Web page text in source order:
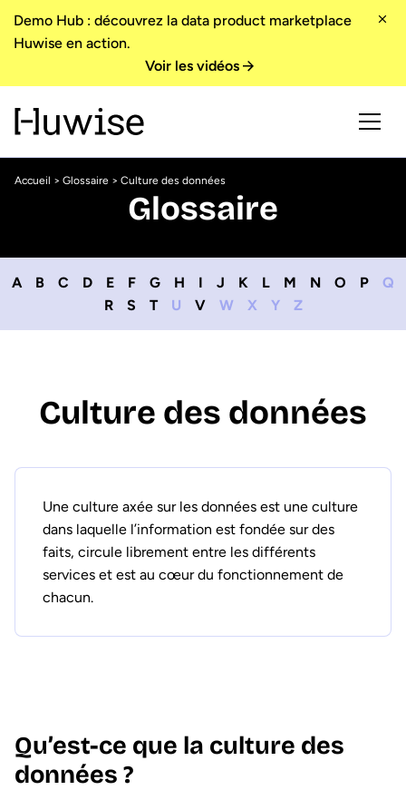
Demo Hub : découvrez la data product marketplace
Huwise en action.
Voir les vidéos
Accueil > Glossaire > Culture des données
Glossaire
A B C D E F G H I J K L M N O P
Q
R
S T U V W X Y Z
Culture des données
Une culture axée sur les données est une culture
dans laquelle l’information est fondée sur des
faits, circule librement entre les différents
services et est au cœur du fonctionnement de
chacun.
Qu’est-ce que la culture des
données ?